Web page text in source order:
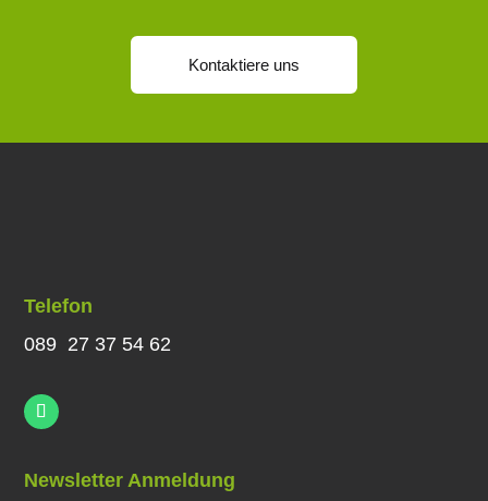
Kontaktiere uns
Telefon
089 27 37 54 62
Newsletter Anmeldung